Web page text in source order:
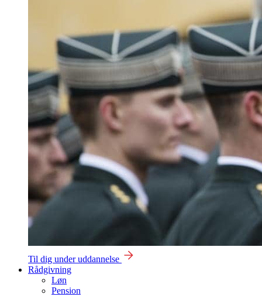
Til dig under uddannelse
Rådgivning
Løn
Pension